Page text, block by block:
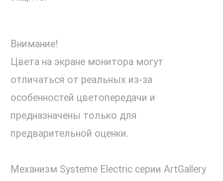
Внимание!
Цвета на экране монитора могут
отличаться от реальных из-за
особенностей цветопередачи и
предназначены только для
предварительной оценки.
Механизм Systeme Electric серии ArtGallery